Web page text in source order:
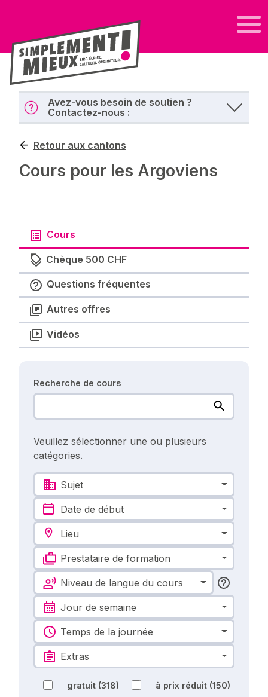
Avez-vous besoin de soutien ?
Contactez-nous :
Retour aux cantons
Cours pour les Argoviens
Cours
Chèque 500 CHF
Questions fréquentes
Autres offres
Vidéos
Recherche de cours
Veuillez sélectionner une ou plusieurs
catégories.
Sujet
Date de début
Lieu
Prestataire de formation
Niveau de langue du cours
Jour de semaine
Temps de la journée
Extras
gratuit (318) à prix réduit (150)